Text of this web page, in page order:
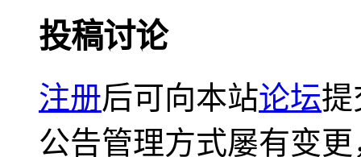
投稿讨论
注册后可向本站论坛提
公告管理方式屡有变